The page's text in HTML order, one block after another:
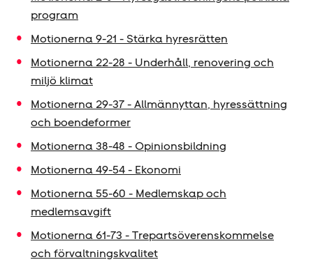
program
Motionerna 9-21 - Stärka hyresrätten
Motionerna 22-28 - Underhåll, renovering och
miljö klimat
Motionerna 29-37 - Allmännyttan, hyressättning
och boendeformer
Motionerna 38-48 - Opinionsbildning
Motionerna 49-54 - Ekonomi
Motionerna 55-60 - Medlemskap och
medlemsavgift
Motionerna 61-73 - Trepartsöverenskommelse
och förvaltningskvalitet